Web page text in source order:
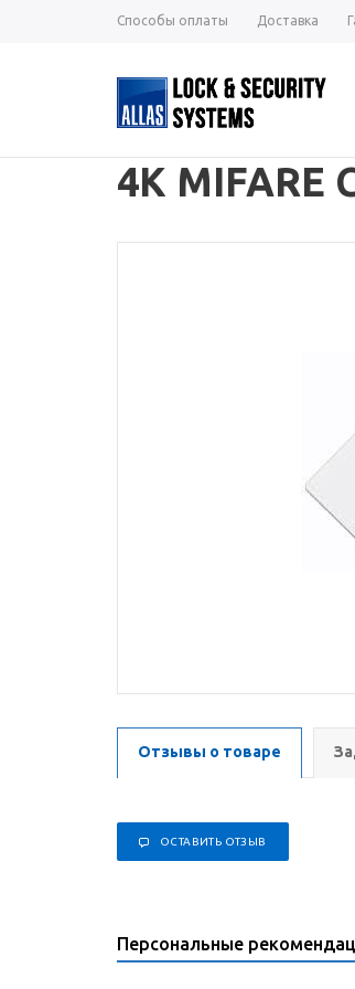
Способы оплаты Доставка
4K MIFARE
Отзывы о товаре
ОСТАВИТЬ ОТЗЫВ
Персональные